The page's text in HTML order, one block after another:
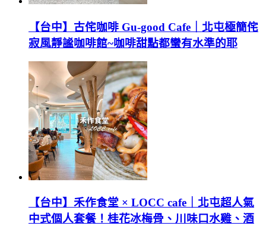
【台中】古侘咖啡 Gu-good Cafe｜北屯極簡侘
寂風靜謐咖啡館~咖啡甜點都蠻有水準的耶
【台中】禾作食堂 × LOCC cafe｜北屯超人氣
中式個人套餐！桂花冰梅骨、川味口水雞、酒